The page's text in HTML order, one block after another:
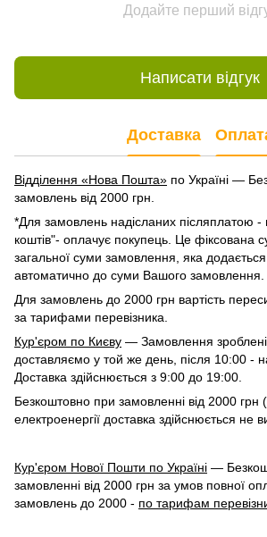
Додайте перший
Написати відгук
Доставка
Відділення «Нова Пошта» по Україні —
замовлень від 2000 грн.
*Для замовлень надісланих післяплатою -
коштів"- оплачує покупець. Це фіксована
загальної суми замовлення, яка
автоматично до суми Вашого замовлення.
Для замовлень до 2000 грн вартість
за тарифами перевізника.
Кур'єром по Києву — Замовлення
доставляємо у той же день, після 10:00 -
Доставка здійснюється з 9:00 до 19:00.
Безкоштовно при замовленні від 2000 грн
електроенергії доставка здійснюється не
Кур'єром Нової Пошти по Україні —
замовленні від 2000 грн за умов повної
замовлень до 2000 - по тарифам